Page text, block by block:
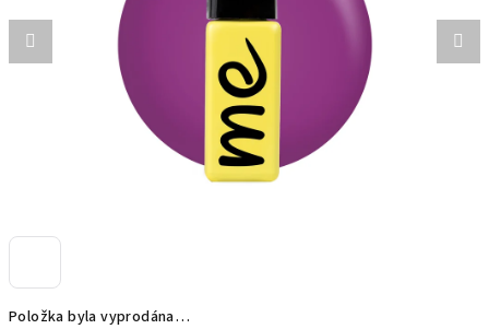
Položka byla vyprodána…